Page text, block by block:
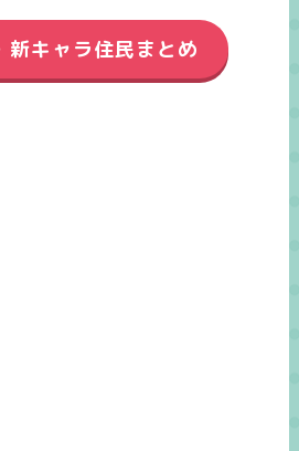
新キャラ住民まとめ